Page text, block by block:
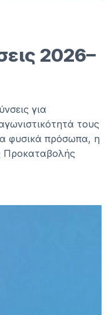
2026–
για
τους
φυσικά πρόσωπα, η
Προκαταβολής